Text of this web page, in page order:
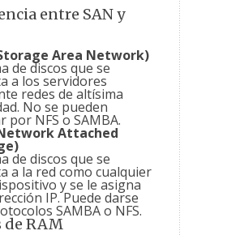
entre SAN y
Area Network)
de discos que se
a los servidores
redes de altísima
No se pueden
por NFS o SAMBA.
Attached
de discos que se
a la red como cualquier
y se le asigna
IP. Puede darse
SAMBA o NFS.
de RAM